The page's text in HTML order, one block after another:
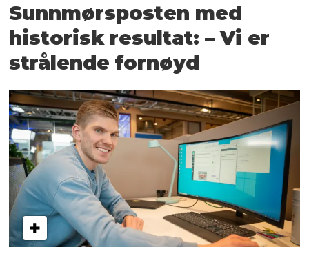
Sunnmørsposten med
historisk resultat: – Vi er
strålende fornøyd